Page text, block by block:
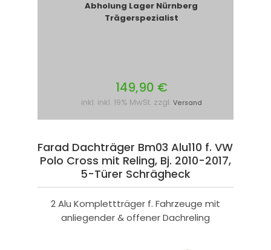
Abholung Lager Nürnberg
Trägerspezialist
149,90 €
inkl. inkl. 19% MwSt. zzgl. Versand
Farad Dachträger Bm03 Alu110 f. VW
Polo Cross mit Reling, Bj. 2010-2017,
5-Türer Schrägheck
2 Alu Komplettträger f. Fahrzeuge mit
anliegender & offener Dachreling